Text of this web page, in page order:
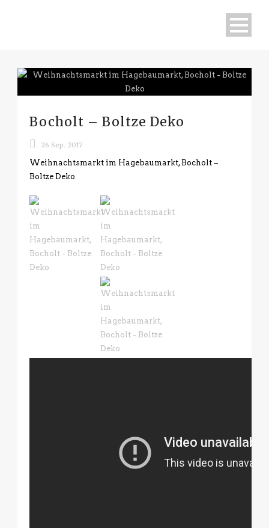
Bocholt – Boltze Deko
26 Sep. 2017
Weihnachtsmarkt im Hagebaumarkt, Bocholt –
Boltze Deko